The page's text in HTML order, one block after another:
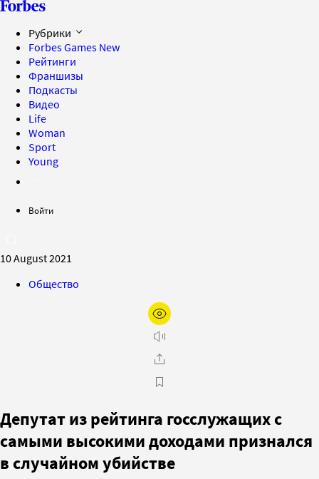
Рубрики
Forbes Games New
Рейтинги
Франшизы
Подкасты
Видео
Life
Woman
Sport
Young
Войти
10 August 2021
Общество
Депутат из рейтинга госслужащих с
самыми высокими доходами признался
в случайном убийстве